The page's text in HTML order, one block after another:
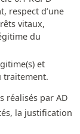
respect d’une
vitaux,
du
et
traitement.
réalisés par AD
la justification